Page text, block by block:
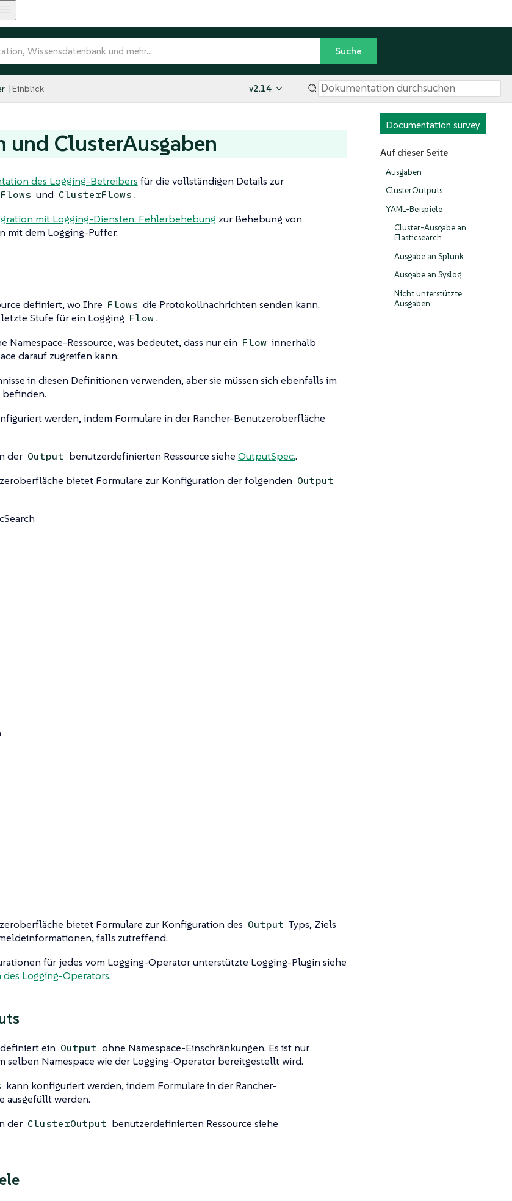
Einblick v2.14
Documentation survey
Auf dieser Seite
Ausgaben
ClusterOutputs
YAML-Beispiele
Cluster-Ausgabe an
Elasticsearch
Ausgabe an Splunk
Ausgabe an Syslog
Nicht unterstützte
Ausgaben
und ClusterAusgaben
des Logging-Betreibers für die vollständigen Details zur
Flows und ClusterFlows .
mit Logging-Diensten: Fehlerbehebung zur Behebung von
mit dem Logging-Puffer.
definiert, wo Ihre Flows die Protokollnachrichten senden kann.
Stufe für ein Logging Flow.
Namespace-Ressource, was bedeutet, dass nur ein Flow innerhalb
darauf zugreifen kann.
in diesen Definitionen verwenden, aber sie müssen sich ebenfalls im
befinden.
werden, indem Formulare in der Rancher-Benutzeroberfläche
der Output benutzerdefinierten Ressource siehe OutputSpec..
bietet Formulare zur Konfiguration der folgenden Output
bietet Formulare zur Konfiguration des Output Typs, Ziels
falls zutreffend.
für jedes vom Logging-Operator unterstützte Logging-Plugin siehe
Logging-Operators.
definiert ein Output ohne Namespace-Einschränkungen. Es ist nur
selben Namespace wie der Logging-Operator bereitgestellt wird.
kann konfiguriert werden, indem Formulare in der Rancher-
ausgefüllt werden.
der ClusterOutput benutzerdefinierten Ressource siehe